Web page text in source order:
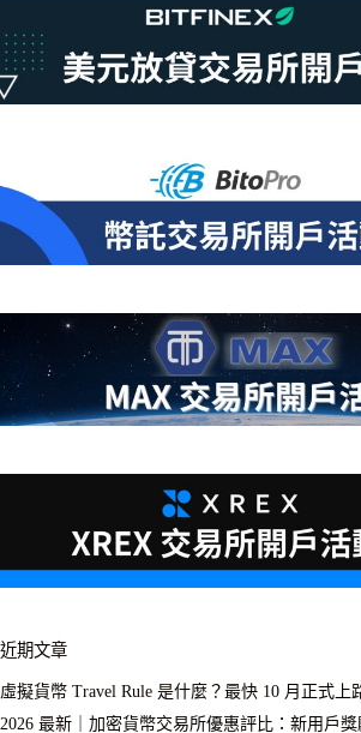
近期文章
虛擬貨幣 Travel Rule 是什麼？最快 10 月正式上
2026 最新｜加密貨幣交易所優惠評比：新用戶